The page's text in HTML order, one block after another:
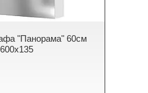
"Панорама" 60см